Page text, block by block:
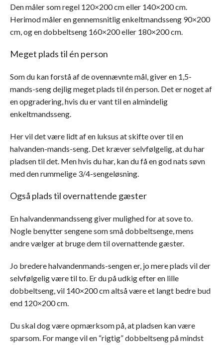
Den måler som regel 120×200 cm eller 140×200 cm.
Herimod måler en gennemsnitlig enkeltmandsseng 90×200
cm, og en dobbeltseng 160×200 eller 180×200 cm.
Meget plads til én person
Som du kan forstå af de ovennævnte mål, giver en 1,5-
mands-seng dejlig meget plads til én person. Det er noget af
en opgradering, hvis du er vant til en almindelig
enkeltmandsseng.
Her vil det være lidt af en luksus at skifte over til en
halvanden-mands-seng. Det kræver selvfølgelig, at du har
pladsen til det. Men hvis du har, kan du få en god nats søvn
med den rummelige 3/4-sengeløsning.
Også plads til overnattende gæster
En halvandenmandsseng giver mulighed for at sove to.
Nogle benytter sengene som små dobbeltsenge, mens
andre vælger at bruge dem til overnattende gæster.
Jo bredere halvandenmands-sengen er, jo mere plads vil der
selvfølgelig være til to. Er du på udkig efter en lille
dobbeltseng, vil 140×200 cm altså være et langt bedre bud
end 120×200 cm.
Du skal dog være opmærksom på, at pladsen kan være
sparsom. For mange vil en “rigtig” dobbeltseng på mindst